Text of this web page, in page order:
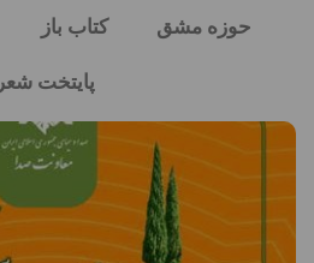
حوزه مشق کتاب باز
پایتخت شعر